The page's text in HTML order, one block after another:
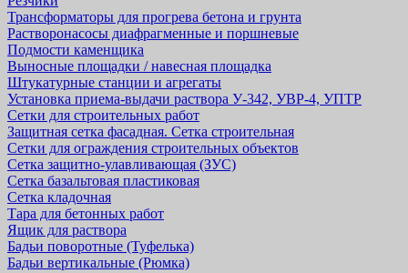
Трансформаторы для прогрева бетона и грунта
Растворонасосы диафрагменные и поршневые
Подмости каменщика
Выносные площадки / навесная площадка
Штукатурные станции и агрегаты
Установка приема-выдачи раствора У-342, УВР-4, УПТР
Сетки для строительных работ
Защитная cетка фасадная. Сетка строительная
Сетки для ограждения строительных объектов
Сетка защитно-улавливающая (ЗУС)
Сетка базальтовая пластиковая
Сетка кладочная
Тара для бетонных работ
Ящик для раствора
Бадьи поворотные (Туфелька)
Бадьи вертикальные (Рюмка)